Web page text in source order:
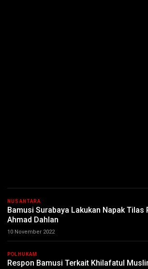
NUSANTARA
Bamusi Surabaya Lakukan Napak Tilas
Ahmad Dahlan
10 November 2022
POLHUKAM
Respon Bamusi Terkait Khilafatul